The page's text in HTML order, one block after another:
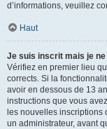
d’informations, veuillez
Haut
Je suis inscrit mais je
Vérifiez en premier lieu
corrects. Si la
avoir en dessous de 13
instructions que vous
les nouvelles inscriptions
un administrateur, avant